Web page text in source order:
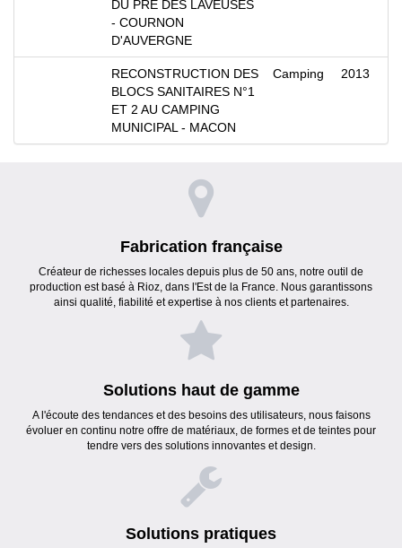
DU PRE DES LAVEUSES
- COURNON
D'AUVERGNE
RECONSTRUCTION DES
BLOCS SANITAIRES N°1
ET 2 AU CAMPING
MUNICIPAL - MACON
Camping 2013
Fabrication française
Créateur de richesses locales depuis plus de 50 ans, notre outil de
production est basé à Rioz, dans l'Est de la France. Nous garantissons
ainsi qualité, fiabilité et expertise à nos clients et partenaires.
Solutions haut de gamme
A l'écoute des tendances et des besoins des utilisateurs, nous faisons
évoluer en continu notre offre de matériaux, de formes et de teintes pour
tendre vers des solutions innovantes et design.
Solutions pratiques